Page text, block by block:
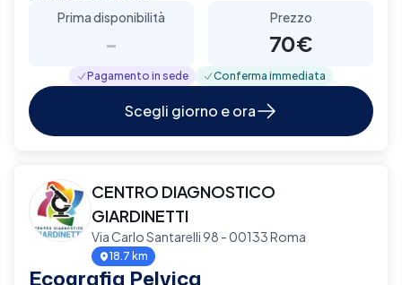
Prima disponibilità
-
Prezzo
70€
Pagamento in sede Conferma immediata
Scegli giorno e ora
CENTRO DIAGNOSTICO
GIARDINETTI
Via Carlo Santarelli 98 - 00133 Roma
18.7 km
Ecografia Pelvica